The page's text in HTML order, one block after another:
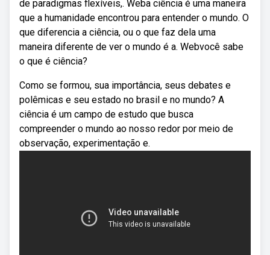
de paradigmas flexíveis,. Weba ciência é uma maneira
que a humanidade encontrou para entender o mundo. O
que diferencia a ciência, ou o que faz dela uma
maneira diferente de ver o mundo é a. Webvocê sabe
o que é ciência?
Como se formou, sua importância, seus debates e
polêmicas e seu estado no brasil e no mundo? A
ciência é um campo de estudo que busca
compreender o mundo ao nosso redor por meio de
observação, experimentação e.